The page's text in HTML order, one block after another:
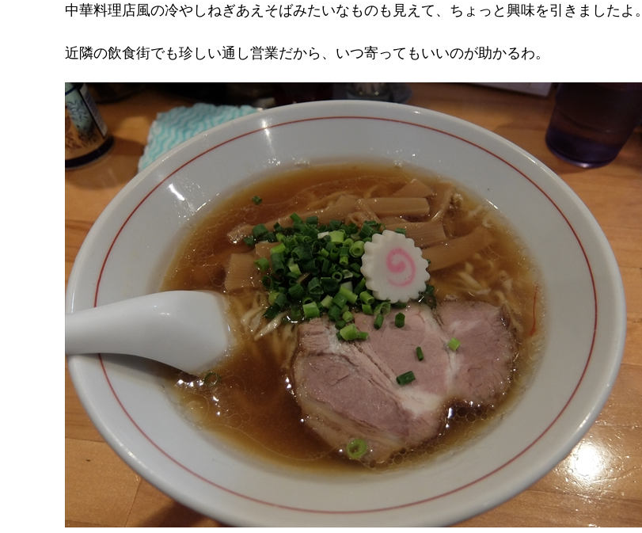
中華料理店風の冷やしねぎあえそばみたいなものも見えて、ちょっと興味を引きましたよ。
近隣の飲食街でも珍しい通し営業だから、いつ寄ってもいいのが助かるわ。